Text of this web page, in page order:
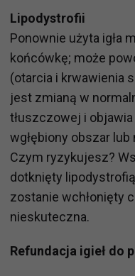
Lipodystrofii
Ponownie użyta igła
końcówkę; może
(otarcia i krwawienia
jest zmianą w
tłuszczowej i
wgłębiony obszar
Czym ryzykujesz?
dotknięty
zostanie wchłonięty
nieskuteczna.
Refundacja igieł do